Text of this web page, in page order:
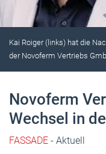
Kai Roiger (links) hat die
der Novoferm Vertriebs
Novoferm
Wechsel in
FASSADE - Aktuell